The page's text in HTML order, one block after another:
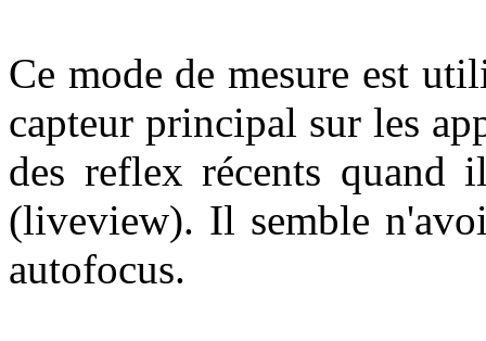
Ce mode de mesure est
capteur principal sur les
des reflex récents quand
(liveview). Il semble
autofocus.